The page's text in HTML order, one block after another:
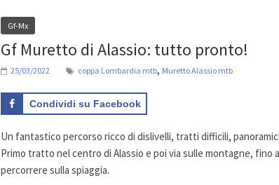
Gf-Mx
Gf Muretto di Alassio: tutto pronto!
25/03/2022 coppa Lombardia mtb, Muretto Alassio mtb
Condividi su Facebook
Un fantastico percorso ricco di dislivelli, tratti difficili,
Primo tratto nel centro di Alassio e poi via sulle montagne, fino
percorrere sulla spiaggia.